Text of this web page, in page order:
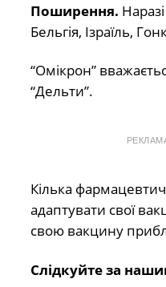
Поширення.
Бельгія, Ізраїль,
“Омікрон”
“Дельти”.
Кілька
адаптувати свої
свою вакцину
Слідкуйте за